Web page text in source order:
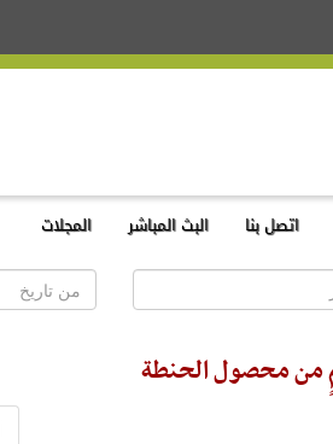
اتصل بنا البث المباشر المجلات